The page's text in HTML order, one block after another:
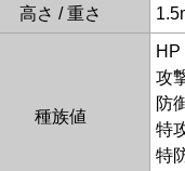
高さ / 重さ
種族値
HP
攻
防
特
特